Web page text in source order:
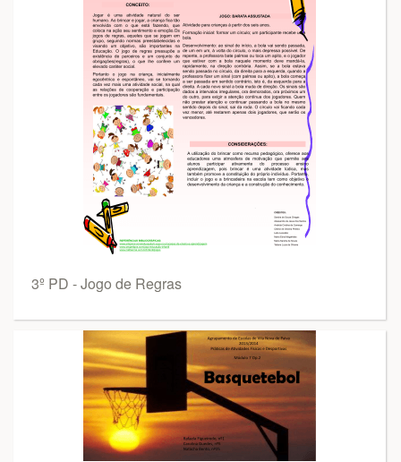
3º PD - Jogo de Regras